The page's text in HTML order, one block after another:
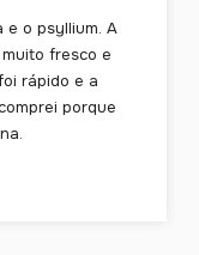
e o psyllium. A
fresco e
rápido e a
porque